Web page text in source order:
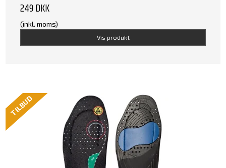
249 DKK
(inkl. moms)
Vis produkt
TILBUD